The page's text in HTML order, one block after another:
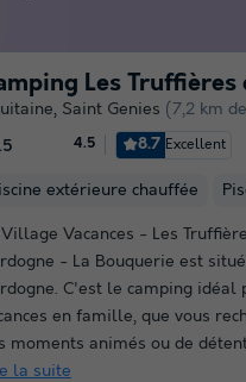
Les Truffières
, Saint Genies (7,2 km
4.5 8.7 Excellent
extérieure chauffée
Village Vacances - Les
- La Bouquerie est
C'est le camping idéal
en famille, que vous
moments animés ou de
la suite